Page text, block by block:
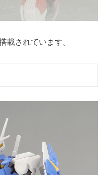
載されています。